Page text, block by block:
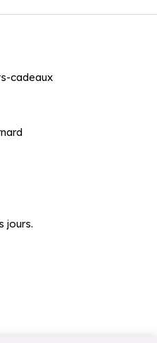
cadeaux
jours.